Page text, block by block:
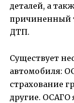
деталей, а
причиненный
ДТП.
Существует
автомобиля:
страхование
другие. ОСАГО